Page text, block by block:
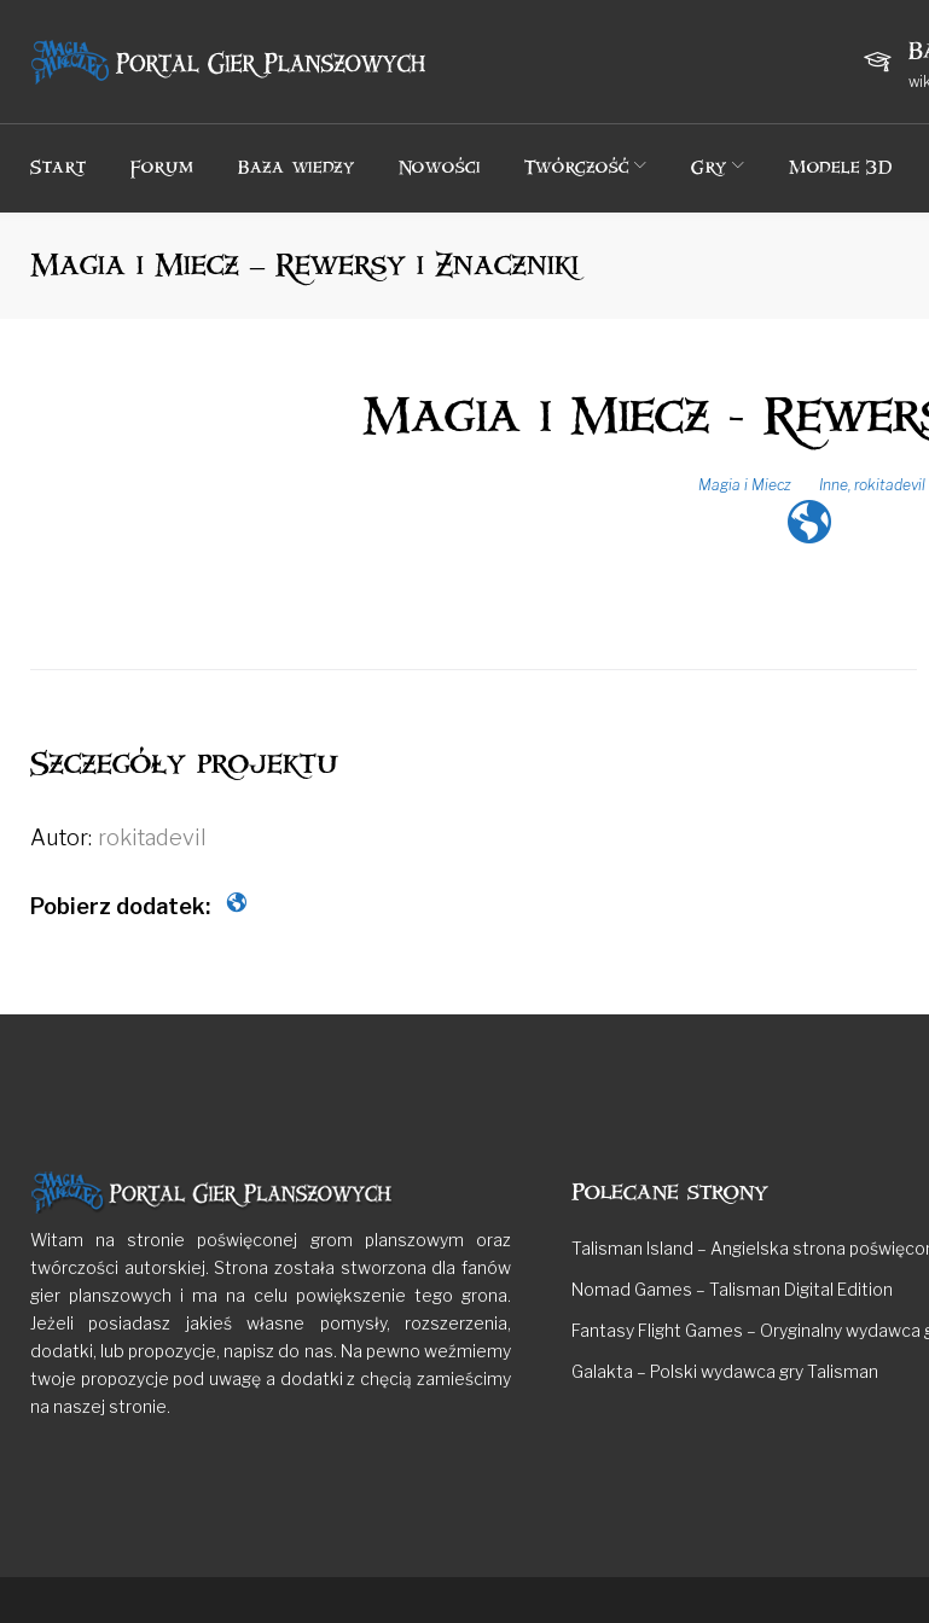
Start Forum Baza wiedzy Nowości Twórczość Gry Modele 3D
Magia i Miecz – Rewersy i Znaczniki
Magia i Miecz -
Magia i Miecz Inne, rokitadevil
Szczegóły projektu
Autor: rokitadevil
Witam na stronie poświęconej grom planszowym oraz
twórczości autorskiej. Strona została stworzona dla fanów
gier planszowych i ma na celu powiększenie tego grona.
Jeżeli posiadasz jakieś własne pomysły, rozszerzenia,
dodatki, lub propozycje, napisz do nas. Na pewno weźmiemy
twoje propozycje pod uwagę a dodatki z chęcią zamieścimy
na naszej stronie.
Polecane strony
Talisman Island – Angielska strona
Nomad Games – Talisman Digital Edition
Fantasy Flight Games – Oryginalny wydawca
Galakta – Polski wydawca gry Talisman